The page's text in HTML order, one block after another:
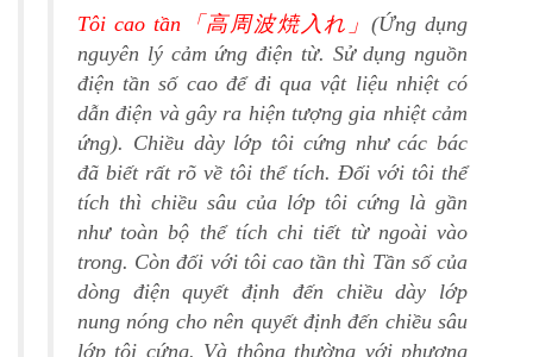
Tôi cao tần「高周波焼入れ」(Ứng dụng
nguyên lý cảm ứng điện từ. Sử dụng nguồn
điện tần số cao để đi qua vật liệu nhiệt có
dẫn điện và gây ra hiện tượng gia nhiệt cảm
ứng). Chiều dày lớp tôi cứng như các bác
đã biết rất rõ về tôi thể tích. Đối với tôi thể
tích thì chiều sâu của lớp tôi cứng là gần
như toàn bộ thể tích chi tiết từ ngoài vào
trong. Còn đối với tôi cao tần thì Tần số của
dòng điện quyết định đến chiều dày lớp
nung nóng cho nên quyết định đến chiều sâu
lớp tôi cứng. Và thông thường với phương